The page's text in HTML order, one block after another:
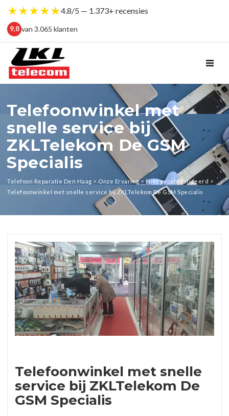
★★★★★4.8/5 — 1.373+ recensies
9,8 van 3.065 klanten
Telefoonwinkel met
snelle service bij
ZKLTelekom De GSM
Specialis
Telefoon Reparatie Den Haag > Onze Ervaring>Niet gecategoriseerd >
Telefoonwinkel met snelle service bij ZKLTelekom De GSM Specialis
Telefoonwinkel met snelle
service bij ZKLTelekom De
GSM Specialis